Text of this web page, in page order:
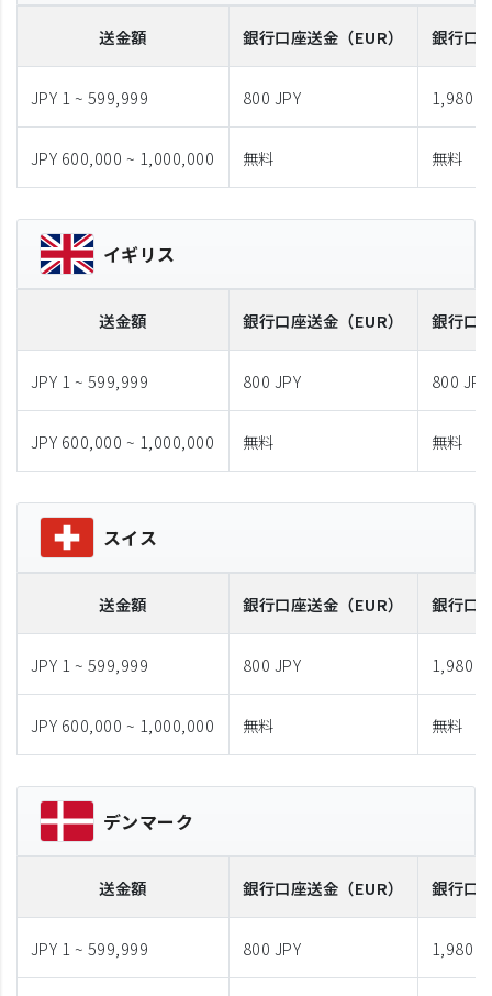
送金額 銀行口座送金 （EUR） 銀行口
JPY 1 ~ 599,999 800 JPY 1,980
JPY 600,000 ~ 1,000,000 無料 無料
イギリス
送金額 銀行口座送金 （EUR） 銀行口
JPY 1 ~ 599,999 800 JPY 800 JPY
JPY 600,000 ~ 1,000,000 無料 無料
スイス
送金額 銀行口座送金 （EUR） 銀行口
JPY 1 ~ 599,999 800 JPY 1,980
JPY 600,000 ~ 1,000,000 無料 無料
デンマーク
送金額 銀行口座送金 （EUR） 銀行口
JPY 1 ~ 599,999 800 JPY 1,980